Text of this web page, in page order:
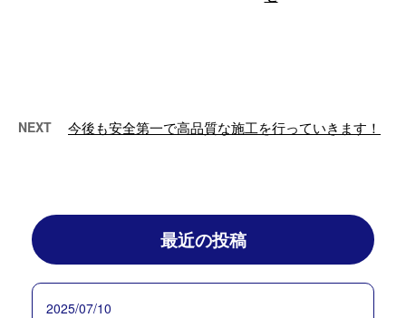
NEXT 今後も安全第一で高品質な施工を行っていきます！
最近の投稿
2025/07/10